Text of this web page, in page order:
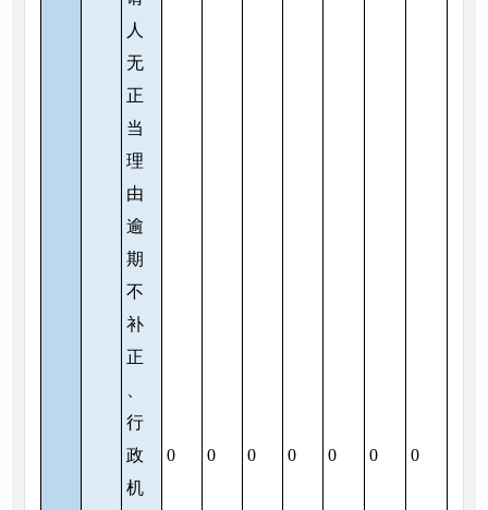
人
无
正
当
理
由
逾
期
不
补
正
行
政
机
0 0 0 0 0 0 0